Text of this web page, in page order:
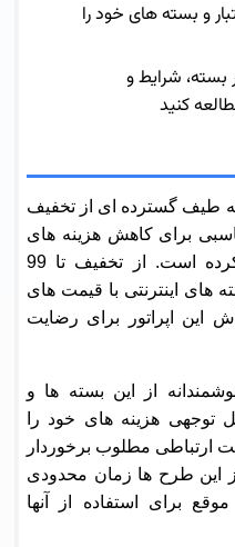
و بسته های خود را
بسته، شرایط و
کنید
با ارائه طیف گسترده ای از تخفیف
برای کاهش هزینه های
ارتباطی در ایام نوروز فراهم کرده است. از تخفیف تا 99
های اینترنتی با قیمت های
این اپراتور برای رضایت
از این بسته ها و
توجهی هزینه های خود را
ارتباطی مطلوب برخوردار
این طرح ها زمان محدودی
موقع برای استفاده از آنها